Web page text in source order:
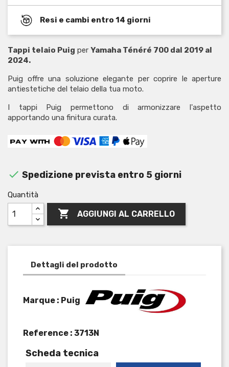
Resi e cambi entro 14 giorni
Tappi telaio Puig per Yamaha Ténéré 700 dal 2019 al
2024.
Puig offre una soluzione elegante per coprire le aperture
antiestetiche del telaio della tua moto.
I tappi Puig permettono di armonizzare l'aspetto
apportando una finitura curata.
 Spedizione prevista entro 5 giorni
Quantità
 AGGIUNGI AL CARRELLO
Dettagli del prodotto
Marque : Puig
Reference : 3713N
Scheda tecnica